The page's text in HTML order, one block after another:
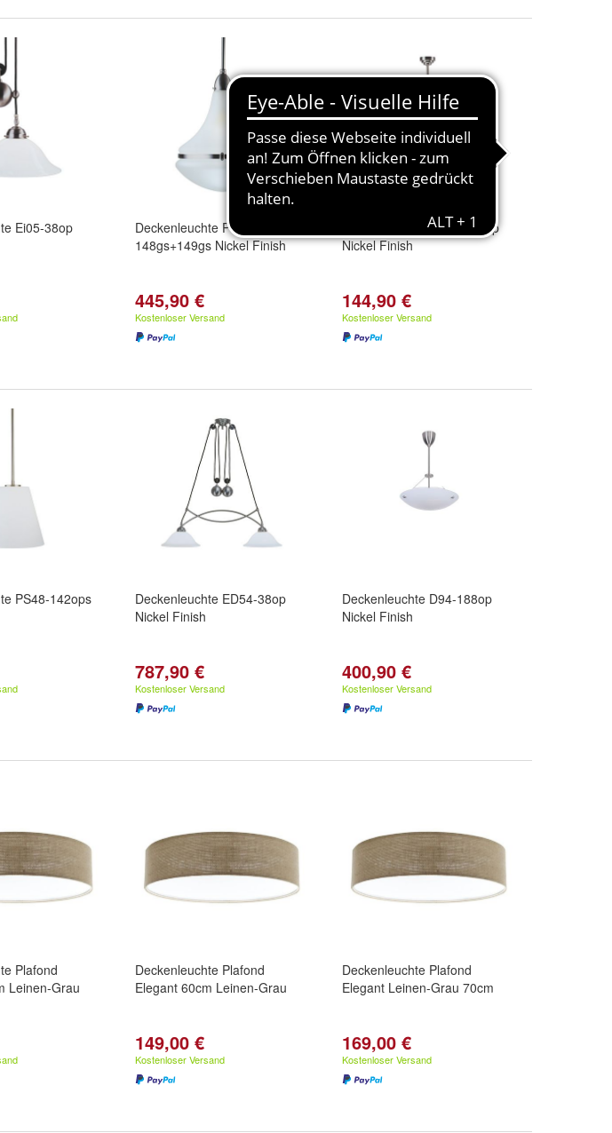
Ei05-38op
Deckenleuchte PS54-
148gs+149gs Nickel Finish
445,90 €
Kostenloser Versand
Deckenleuchte PS64-171op
Nickel Finish
144,90 €
Kostenloser Versand
PS48-142ops
Deckenleuchte ED54-38op
Nickel Finish
787,90 €
Kostenloser Versand
Deckenleuchte D94-188op
Nickel Finish
400,90 €
Kostenloser Versand
Plafond
Leinen-Grau
Deckenleuchte Plafond
Elegant 60cm Leinen-Grau
149,00 €
Kostenloser Versand
Deckenleuchte Plafond
Elegant Leinen-Grau 70cm
169,00 €
Kostenloser Versand